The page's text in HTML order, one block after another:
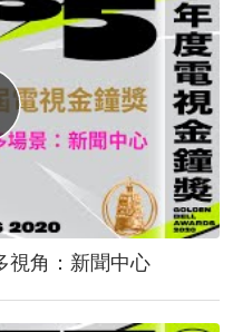
視角：新聞中心